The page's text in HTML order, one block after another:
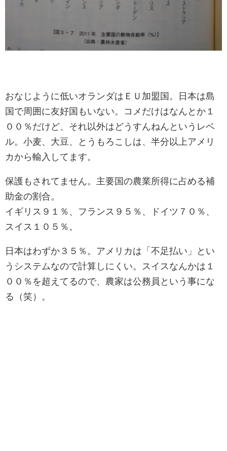
おなじように低いオランダはＥＵ加盟国。日本は島
国で周囲に友好国もいない。コメだけはなんとか１
００％だけど、それ以外はどうすんねんというレベ
ル。小麦、大豆、とうもろこしは、半分以上アメリ
カから輸入してます。
保護もされてません。主要国の農業所得に占める補
助金の割合。
イギリス９１％、フランス９５％、ドイツ７０％、
スイス１０５％。
日本はわずか３５％。アメリカは「不足払い」とい
うシステムなので計算しにくい。スイスなんかは１
００％を超えてるので、農家は公務員という事にな
る（笑）。